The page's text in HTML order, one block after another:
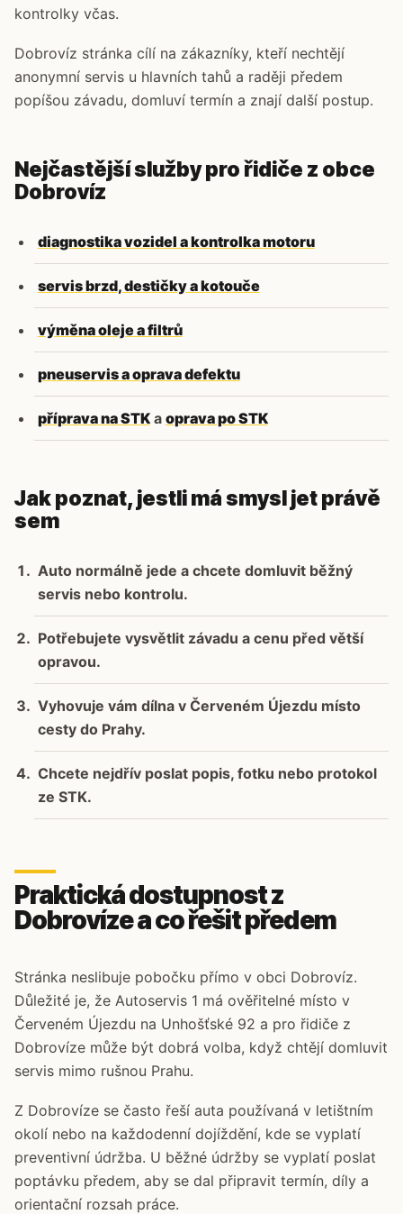
kontrolky včas.
Dobrovíz stránka cílí na zákazníky, kteří nechtějí
anonymní servis u hlavních tahů a raději předem
popíšou závadu, domluví termín a znají další postup.
Nejčastější služby pro řidiče z obce
Dobrovíz
diagnostika vozidel a kontrolka motoru
servis brzd, destičky a kotouče
výměna oleje a filtrů
pneuservis a oprava defektu
příprava na STKa oprava po STK
Jak poznat, jestli má smysl jet právě
sem
Auto normálně jede a chcete domluvit běžný
servis nebo kontrolu.
Potřebujete vysvětlit závadu a cenu před větší
opravou.
Vyhovuje vám dílna v Červeném Újezdu místo
cesty do Prahy.
Chcete nejdřív poslat popis, fotku nebo protokol
ze STK.
Praktická dostupnost z
Dobrovíze a co řešit předem
Stránka neslibuje pobočku přímo v obci Dobrovíz.
Důležité je, že Autoservis 1 má ověřitelné místo v
Červeném Újezdu na Unhošťské 92 a pro řidiče z
Dobrovíze může být dobrá volba, když chtějí domluvit
servis mimo rušnou Prahu.
Z Dobrovíze se často řeší auta používaná v letištním
okolí nebo na každodenní dojíždění, kde se vyplatí
preventivní údržba. U běžné údržby se vyplatí poslat
poptávku předem, aby se dal připravit termín, díly a
orientační rozsah práce.